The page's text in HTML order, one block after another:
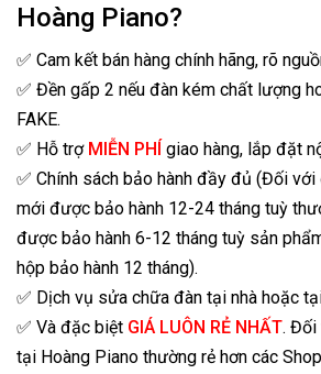
Hoàng Piano?
✅ Cam kết bán hàng chính hãng, rõ
✅ Đền gấp 2 nếu đàn kém chất lượng
FAKE.
✅ Hỗ trợ MIỄN PHÍ giao hàng, lắp đặt
✅ Chính sách bảo hành đầy đủ (Đối với
mới được bảo hành 12-24 tháng tuỳ
được bảo hành 6-12 tháng tuỳ sản
hộp bảo hành 12 tháng).
✅ Dịch vụ sửa chữa đàn tại nhà hoặc
✅ Và đặc biệt GIÁ LUÔN RẺ NHẤT. Đối
tại Hoàng Piano thường rẻ hơn các